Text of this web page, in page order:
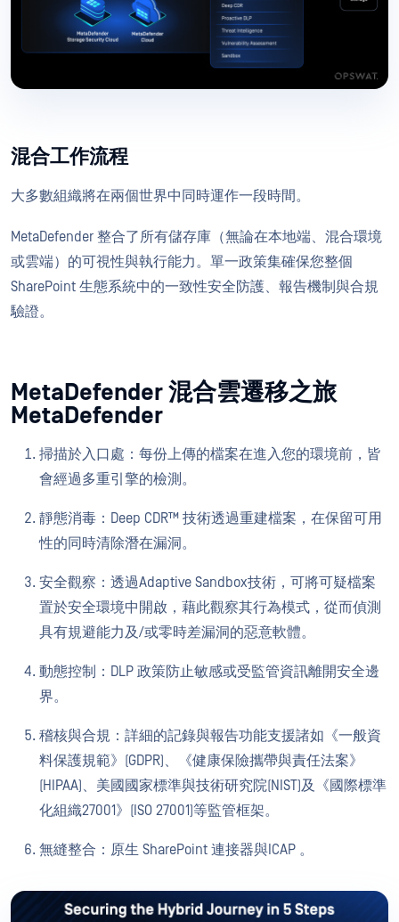
混合工作流程
大多數組織將在兩個世界中同時運作一段時間。
MetaDefender 整合了所有儲存庫（無論在本地端、混合環境
或雲端）的可視性與執行能力。單一政策集確保您整個
SharePoint 生態系統中的一致性安全防護、報告機制與合規
驗證。
MetaDefender 混合雲遷移之旅
MetaDefender
掃描於入口處：每份上傳的檔案在進入您的環境前，皆
會經過多重引擎的檢測。
靜態消毒：Deep CDR™ 技術透過重建檔案，在保留可用
性的同時清除潛在漏洞。
安全觀察：透過Adaptive Sandbox技術，可將可疑檔案
置於安全環境中開啟，藉此觀察其行為模式，從而偵測
具有規避能力及/或零時差漏洞的惡意軟體。
動態控制：DLP 政策防止敏感或受監管資訊離開安全邊
界。
稽核與合規：詳細的記錄與報告功能支援諸如《一般資
料保護規範》(GDPR)、《健康保險攜帶與責任法案》
(HIPAA)、美國國家標準與技術研究院(NIST)及《國際標準
化組織27001》(ISO 27001)等監管框架。
無縫整合：原生 SharePoint 連接器與ICAP 。